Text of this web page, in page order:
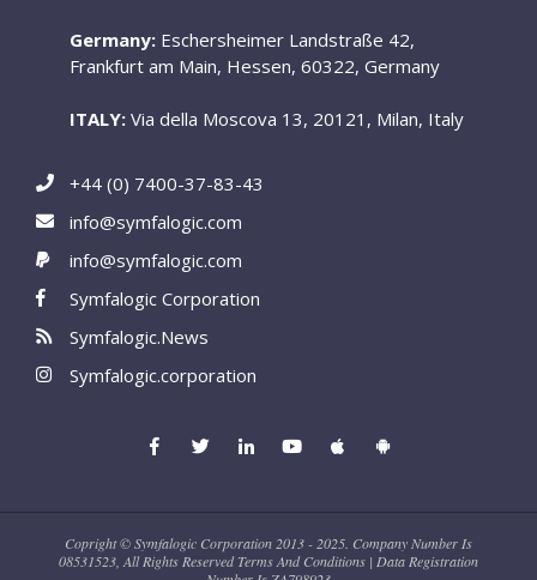
Germany: Eschersheimer Landstraße 42,
Frankfurt am Main, Hessen, 60322, Germany
ITALY: Via della Moscova 13, 20121, Milan, Italy
+44 (0) 7400-37-83-43
info@symfalogic.com
info@symfalogic.com
Symfalogic Corporation
Symfalogic.News
Symfalogic.corporation
Copright © Symfalogic Corporation 2013 - 2025. Company Number Is
08531523, All Rights Reserved Terms And Conditions | Data Registration